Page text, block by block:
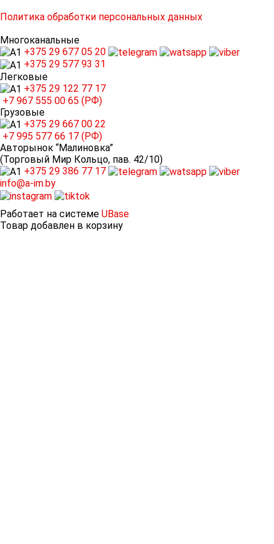
Политика обработки персональных данных
Многоканальные
+375 29 677 05 20
+375 29 577 93 31
Легковые
+375 29 122 77 17
+7 967 555 00 65 (РФ)
Грузовые
+375 29 667 00 22
+7 995 577 66 17 (РФ)
Авторынок “Малиновка”
(Торговый Мир Кольцо, пав. 42/10)
+375 29 386 77 17
info@a-im.by
Работает на системе UBase
Товар добавлен в корзину